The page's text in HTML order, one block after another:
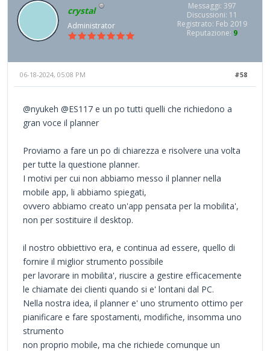
crystal
Administrator
Messaggi: 397
Discussioni: 11
Registrato: Feb 2019
Reputazione: 9
#58
06-18-2024, 05:08 PM
@nyukeh @ES117 e un po tutti quelli che richiedono a
gran voce il planner
Proviamo a fare un po di chiarezza e risolvere una volta
per tutte la questione planner.
I motivi per cui non abbiamo messo il planner nella
mobile app, li abbiamo spiegati,
ovvero abbiamo creato un'app pensata per la mobilita',
non per sostituire il desktop.
il nostro obbiettivo era, e continua ad essere, quello di
fornire il miglior strumento possibile
per lavorare in mobilita', riuscire a gestire efficacemente
le chiamate dei clienti quando si e' lontani dal PC.
Nella nostra idea, il planner e' uno strumento ottimo per
pianificare e fare spostamenti, modifiche, insomma uno
strumento
non proprio mobile, ma che richiede comunque un